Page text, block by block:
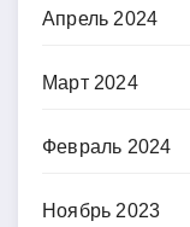
Апрель 2024
Март 2024
Февраль 2024
Ноябрь 2023